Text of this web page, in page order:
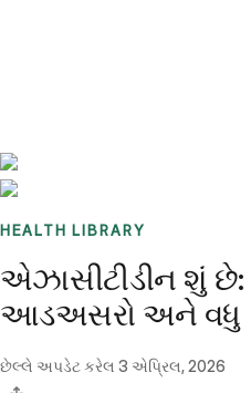
HEALTH LIBRARY
એઝાસીટીડીન શું છે:
આડઅસરો અને વધુ
છેલ્લે અપડેટ કરેલ 3 એપ્રિલ, 2026